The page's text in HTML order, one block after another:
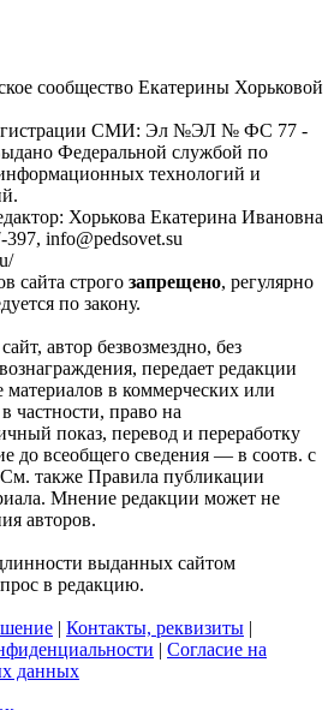
сообщество Екатерины Хорьковой
СМИ: Эл №ЭЛ № ФС 77 -
Федеральной службой по
технологий и
Хорькова Екатерина Ивановна
info@pedsovet.su
сайта строго запрещено, регулярно
по закону.
автор безвозмездно, без
передает редакции
материалов в коммерческих или
частности, право на
показ, перевод и переработку
до всеобщего сведения — в соотв. с
также Правила публикации
Мнение редакции может не
авторов.
выданных сайтом
в редакцию.
| Контакты, реквизиты |
| Согласие на
данных